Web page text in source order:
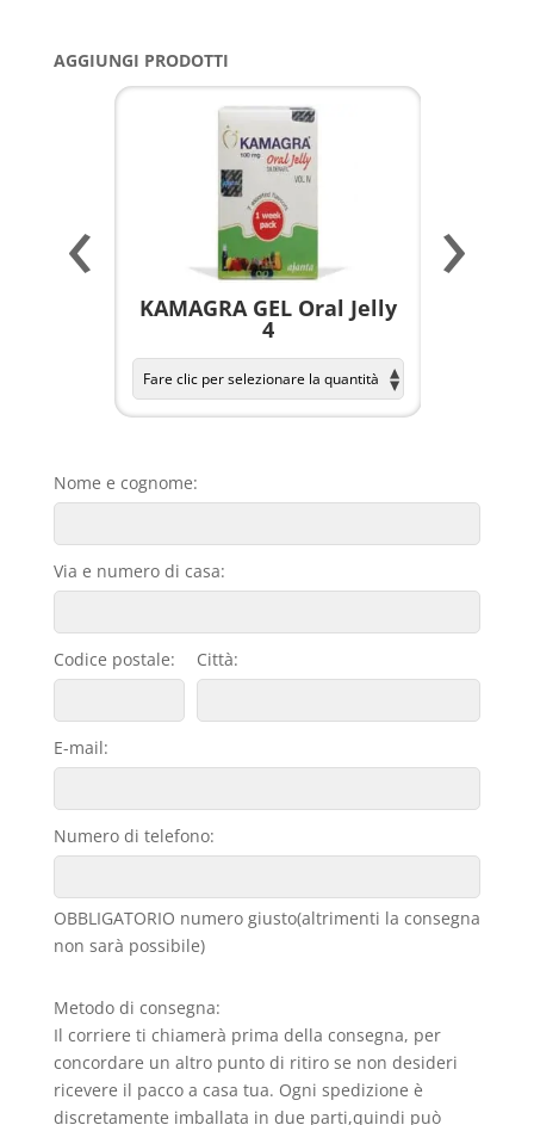
AGGIUNGI PRODOTTI
KAMAGRA GEL Oral Jelly
4
‹ ›
Nome e cognome:
Via e numero di casa:
Codice postale: Città:
E-mail:
Numero di telefono:
OBBLIGATORIO numero giusto(altrimenti la consegna
non sarà possibile)
Metodo di consegna:
Il corriere ti chiamerà prima della consegna, per
concordare un altro punto di ritiro se non desideri
ricevere il pacco a casa tua. Ogni spedizione è
discretamente imballata in due parti,quindi può